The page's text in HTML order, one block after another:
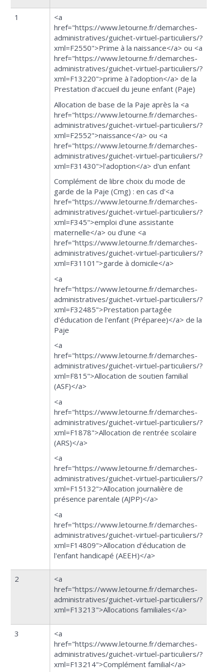
1
<a
href="https://www.letourne.fr/demarches-
administratives/guichet-virtuel-particuliers/?
xml=F2550">Prime à la naissance</a> ou <a
href="https://www.letourne.fr/demarches-
administratives/guichet-virtuel-particuliers/?
xml=F13220">prime à l'adoption</a> de la
Prestation d'accueil du jeune enfant (Paje)
Allocation de base de la Paje après la <a
href="https://www.letourne.fr/demarches-
administratives/guichet-virtuel-particuliers/?
xml=F2552">naissance</a> ou <a
href="https://www.letourne.fr/demarches-
administratives/guichet-virtuel-particuliers/?
xml=F31430">l'adoption</a> d'un enfant
Complément de libre choix du mode de
garde de la Paje (Cmg) : en cas d'<a
href="https://www.letourne.fr/demarches-
administratives/guichet-virtuel-particuliers/?
xml=F345">emploi d'une assistante
maternelle</a> ou d'une <a
href="https://www.letourne.fr/demarches-
administratives/guichet-virtuel-particuliers/?
xml=F31101">garde à domicile</a>
<a
href="https://www.letourne.fr/demarches-
administratives/guichet-virtuel-particuliers/?
xml=F32485">Prestation partagée
d'éducation de l'enfant (Préparee)</a> de la
Paje
<a
href="https://www.letourne.fr/demarches-
administratives/guichet-virtuel-particuliers/?
xml=F815">Allocation de soutien familial
(ASF)</a>
<a
href="https://www.letourne.fr/demarches-
administratives/guichet-virtuel-particuliers/?
xml=F1878">Allocation de rentrée scolaire
(ARS)</a>
<a
href="https://www.letourne.fr/demarches-
administratives/guichet-virtuel-particuliers/?
xml=F15132">Allocation journalière de
présence parentale (AJPP)</a>
<a
href="https://www.letourne.fr/demarches-
administratives/guichet-virtuel-particuliers/?
xml=F14809">Allocation d'éducation de
l'enfant handicapé (AEEH)</a>
2
<a
href="https://www.letourne.fr/demarches-
administratives/guichet-virtuel-particuliers/?
xml=F13213">Allocations familiales</a>
3
<a
href="https://www.letourne.fr/demarches-
administratives/guichet-virtuel-particuliers/?
xml=F13214">Complément familial</a>